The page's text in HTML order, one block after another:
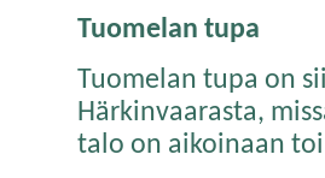
Tuomelan tupa
Tuomelan tupa on
Härkinvaarasta,
talo on aikoinaan